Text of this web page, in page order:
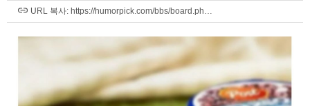
URL 복사: https://humorpick.com/bbs/board.ph…